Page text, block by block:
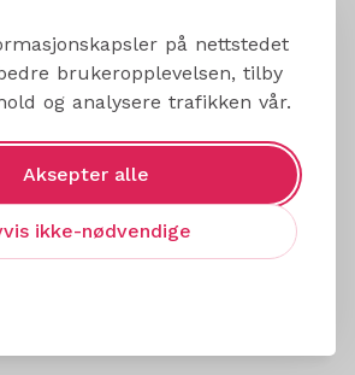
på nettstedet
brukeropplevelsen, tilby
og analysere trafikken vår.
Aksepter alle
ikke-nødvendige